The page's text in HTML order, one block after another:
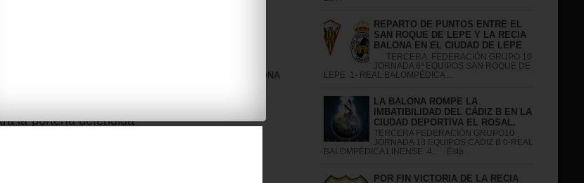
PRESENTACIÓN BALONA
le cubre la
echando el balón
ajustan las marcas,
consiguieran
llenan de paciencia,
la portería de García,
la portería defendida
sacar el balón, lo
a los albinegros
REPARTO DE PUNTOS ENTRE EL
SAN ROQUE DE LEPE Y LA RECIA
BALONA EN EL CIUDAD DE LEPE
TERCERA FEDERACIÓN GRUPO 10
JORNADA 6ª EQUIPOS SAN ROQUE DE
LEPE 1- REAL BALOMPÉDICA ...
LA BALONA ROMPE LA
IMBATIBILIDAD DEL CÁDIZ B EN LA
CIUDAD DEPORTIVA EL ROSAL.
TERCERA FEDERACIÓN GRUPO10
JORNADA 13 EQUIPOS CÁDIZ B 0-REAL
BALOMPÉDICA LINENSE 4. Ésta ...
POR FIN VICTORIA DE LA RECIA